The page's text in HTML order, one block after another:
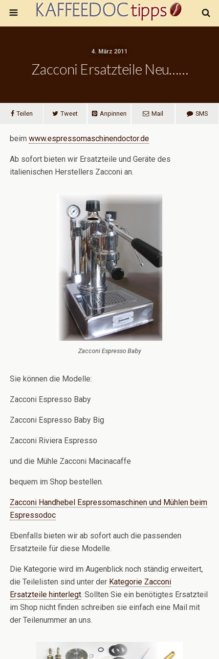
4. März 2011
Zacconi Ersatzteile Neu……
Teilen Tweet Anpinnen Mail SMS
beim www.espressomaschinendoctor.de
Ab sofort bieten wir Ersatzteile und Geräte des
italienischen Herstellers Zacconi an.
Zacconi Espresso Baby
Sie können die Modelle:
Zacconi Espresso Baby
Zacconi Espresso Baby Big
Zacconi Riviera Espresso
und die Mühle Zacconi Macinacaffe
bequem im Shop bestellen.
Zacconi Handhebel Espressomaschinen und Mühlen beim
Espressodoc
Ebenfalls bieten wir ab sofort auch die passenden
Ersatzteile für diese Modelle.
Die Kategorie wird im Augenblick noch ständig erweitert,
die Teilelisten sind unter der Kategorie Zacconi
Ersatzteile hinterlegt. Sollten Sie ein benötigtes Ersatzteil
im Shop nicht finden schreiben sie einfach eine Mail mit
der Teilenummer an uns.